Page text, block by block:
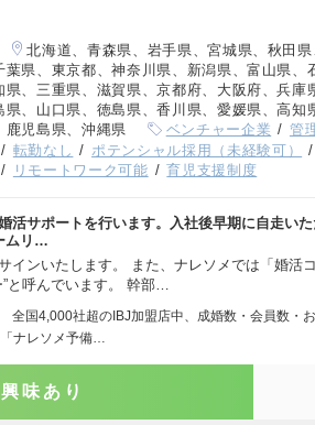
北海道、青森県、岩手県、宮城県、秋田
県、東京都、神奈川県、新潟県、富山県、
、三重県、滋賀県、京都府、大阪府、兵庫
、山口県、徳島県、香川県、愛媛県、高知
鹿児島県、沖縄県
ベンチャー企業 管
転勤なし ポテンシャル採用（未経験可）
リモートワーク可能 育児支援制度
活サポートを行います。入社後早期に自走い
ムリ…
インいたします。 また、ナレソメでは「婚活
と呼んでいます。 幹部…
全国4,000社超のIBJ加盟店中、成婚数・会員数・
ナレソメ予備…
興味あり